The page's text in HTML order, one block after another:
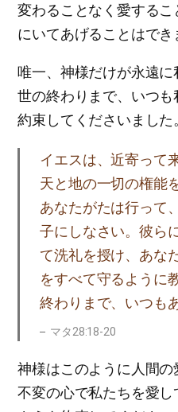
変わることなく愛する
にいてあげることはでき
唯一、神様だけが永遠に
世の終わりまで、いつ
約束してくださいました
イエスは、近寄って
天と地の一切の権能
あなたがたは行って
子にしなさい。彼ら
て洗礼を授け、あな
をすべて守るように
終わりまで、いつも
マタ28:18-20
神様はこのように人間の
不変の心で私たちを愛